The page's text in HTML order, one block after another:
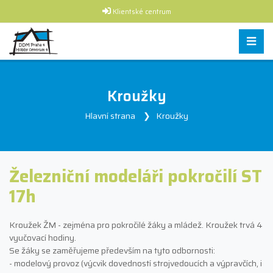
Klientské centrum
Kroužky
Hlavní strana Kroužky
Železniční modeláři pokročilí ST
17h
Kroužek ŽM - zejména pro pokročilé žáky a mládež. Kroužek trvá 4
vyučovací hodiny.
Se žáky se zaměřujeme především na tyto odbornosti:
- modelový provoz (výcvik dovedností strojvedoucích a výpravčích, i